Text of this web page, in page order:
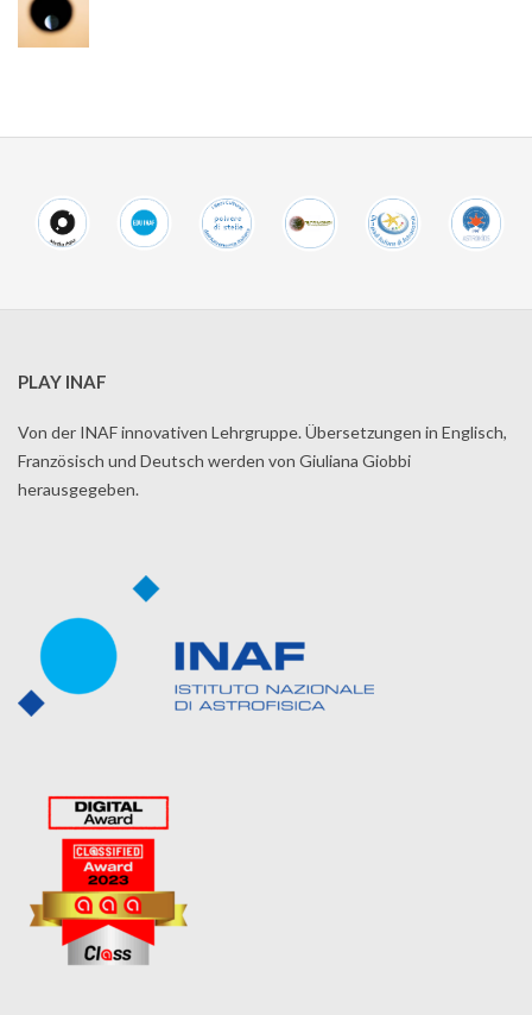
PLAY INAF
Von der INAF innovativen Lehrgruppe. Übersetzungen in Englisch,
Französisch und Deutsch werden von Giuliana Giobbi
herausgegeben.